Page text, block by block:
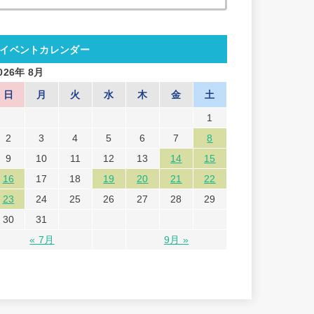
イベントカレンダー
年 8月
日
月 火 水 木 金 土
1
2
3 4 5 6 7
8
9
10 11 12 13 14
15
16
17 18 19 20 21
22
23
24 25 26 27 28
29
30
31
« 7月
9月 »